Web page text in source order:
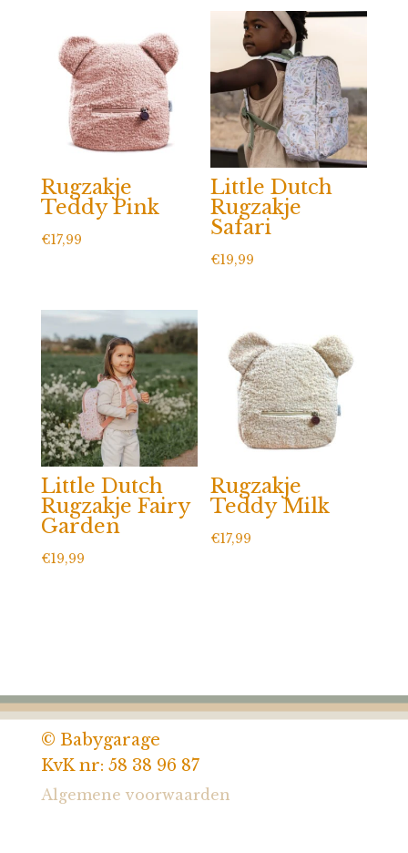
Rugzakje
Teddy Pink
€17,99
Little Dutch
Rugzakje
Safari
€19,99
Little Dutch
Rugzakje Fairy
Garden
€19,99
Rugzakje
Teddy Milk
€17,99
© Babygarage
KvK nr: 58 38 96 87
Algemene voorwaarden